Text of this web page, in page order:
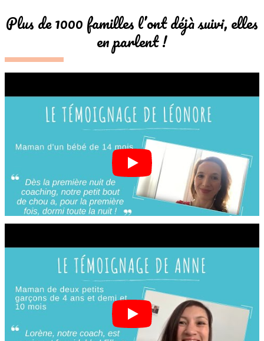
Plus de 1000 familles l’ont déjà suivi, elles
en parlent !